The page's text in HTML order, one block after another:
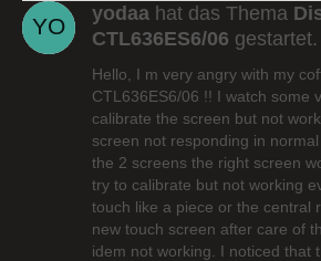
yodaa hat das Thema
CTL636ES6/06 gestartet.
Hello, I m very angry with my
CTL636ES6/06 !! I watch some
calibrate the screen but not
screen not responding in
the 2 screens the right screen
try to calibrate but not working
touch like a piece or the central
new touch screen after care of
idem not working. I noticed that